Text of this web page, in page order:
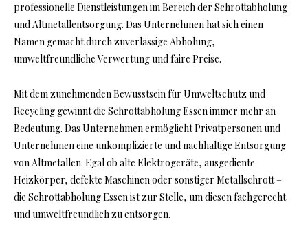
professionelle Dienstleistungen im Bereich der Schrottabholung
und Altmetallentsorgung. Das Unternehmen hat sich einen
Namen gemacht durch zuverlässige Abholung,
umweltfreundliche Verwertung und faire Preise.
Mit dem zunehmenden Bewusstsein für Umweltschutz und
Recycling gewinnt die Schrottabholung Essen immer mehr an
Bedeutung. Das Unternehmen ermöglicht Privatpersonen und
Unternehmen eine unkomplizierte und nachhaltige Entsorgung
von Altmetallen. Egal ob alte Elektrogeräte, ausgediente
Heizkörper, defekte Maschinen oder sonstiger Metallschrott –
die Schrottabholung Essen ist zur Stelle, um diesen fachgerecht
und umweltfreundlich zu entsorgen.